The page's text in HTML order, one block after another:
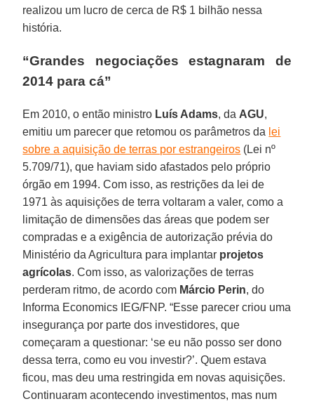
realizou um lucro de cerca de R$ 1 bilhão nessa
história.
“Grandes negociações estagnaram de
2014 para cá”
Em 2010, o então ministro Luís Adams, da AGU,
emitiu um parecer que retomou os parâmetros da lei
sobre a aquisição de terras por estrangeiros (Lei nº
5.709/71), que haviam sido afastados pelo próprio
órgão em 1994. Com isso, as restrições da lei de
1971 às aquisições de terra voltaram a valer, como a
limitação de dimensões das áreas que podem ser
compradas e a exigência de autorização prévia do
Ministério da Agricultura para implantar projetos
agrícolas. Com isso, as valorizações de terras
perderam ritmo, de acordo com Márcio Perin, do
Informa Economics IEG/FNP. “Esse parecer criou uma
insegurança por parte dos investidores, que
começaram a questionar: ‘se eu não posso ser dono
dessa terra, como eu vou investir?’. Quem estava
ficou, mas deu uma restringida em novas aquisições.
Continuaram acontecendo investimentos, mas num